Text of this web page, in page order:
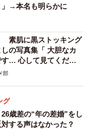
」→本名も明らかに
素肌に黒ストッキング
の写真集「 大胆なカ
す… 心して見てくださ
部
グ
26歳差の“年の差婚”をし
する声はなかった？